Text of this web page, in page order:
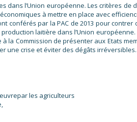
l’Union européenne. Les critères de
à mettre en place avec
par la PAC de 2013 pour contrer
laitière dans l’Union européenne.
la Commission de présenter aux Etats
une crise et éviter des dégâts irréversibles.
les agriculteurs